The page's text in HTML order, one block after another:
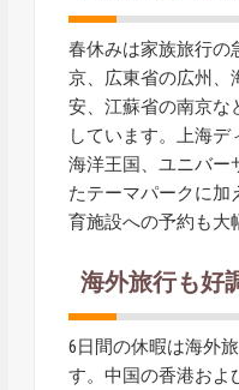
春休みは家族旅行の
京、広東省の広州、
安、江蘇省の南京な
しています。上海
海洋王国、ユニバー
たテーマパークに加
育施設への予約も大
海外旅行も好
6日間の休暇は海外
す。中国の香港およ